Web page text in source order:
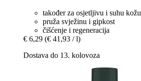
također za osjetljivu i suhu kožu
pruža svježinu i gipkost
čišćenje i regeneracija
€ 6,29 (€ 41,93 / l)
Dostava do 13. kolovoza